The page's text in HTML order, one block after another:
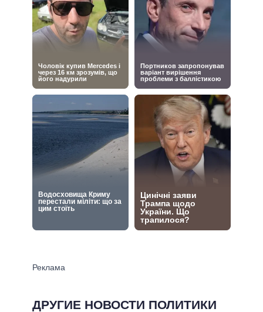
ДРУГИЕ НОВОСТИ ПОЛИТИКИ